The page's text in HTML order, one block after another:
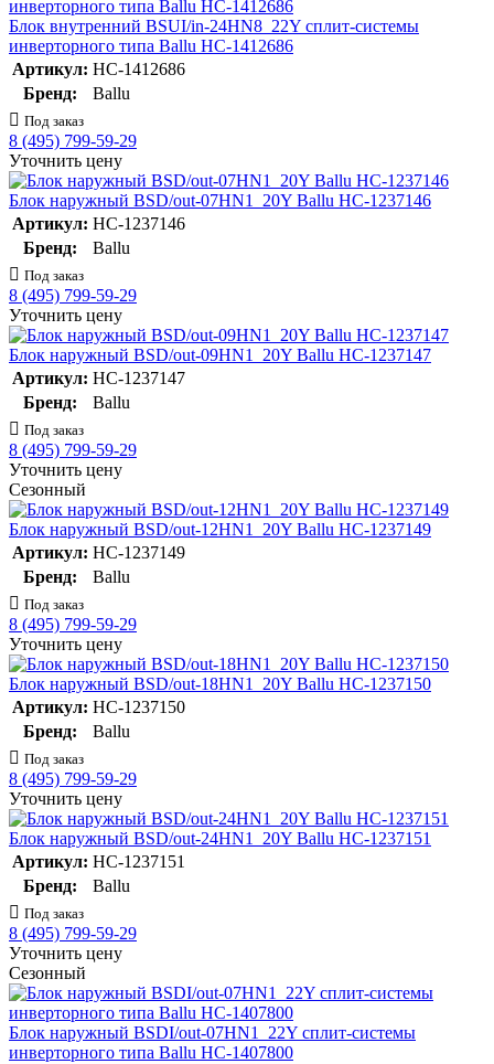
Блок внутренний BSUI/in-24HN8_22Y сплит-системы
инверторного типа Ballu НС-1412686
Артикул: НС-1412686
Бренд:
Ballu
Под заказ
8 (495) 799-59-29
Уточнить цену
Блок наружный BSD/out-07HN1_20Y Ballu НС-1237146
Артикул: НС-1237146
Бренд:
Ballu
Под заказ
8 (495) 799-59-29
Уточнить цену
Блок наружный BSD/out-09HN1_20Y Ballu НС-1237147
Артикул: НС-1237147
Бренд:
Ballu
Под заказ
8 (495) 799-59-29
Уточнить цену
Сезонный
Блок наружный BSD/out-12HN1_20Y Ballu НС-1237149
Артикул: НС-1237149
Бренд:
Ballu
Под заказ
8 (495) 799-59-29
Уточнить цену
Блок наружный BSD/out-18HN1_20Y Ballu НС-1237150
Артикул: НС-1237150
Бренд:
Ballu
Под заказ
8 (495) 799-59-29
Уточнить цену
Блок наружный BSD/out-24HN1_20Y Ballu НС-1237151
Артикул: НС-1237151
Бренд:
Ballu
Под заказ
8 (495) 799-59-29
Уточнить цену
Сезонный
Блок наружный BSDI/out-07HN1_22Y сплит-системы
инверторного типа Ballu НС-1407800